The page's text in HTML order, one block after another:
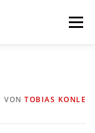
Menü
VON TOBIAS KONLE